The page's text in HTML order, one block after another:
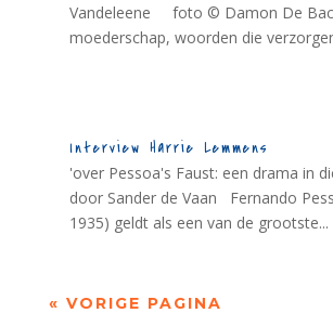
Vandeleene foto © Damon De
moederschap, woorden die
Interview Harrie Lemmens
'over Pessoa's Faust: een drama in
door Sander de Vaan Fernando
1935) geldt als een van de grootste...
« VORIGE PAGINA